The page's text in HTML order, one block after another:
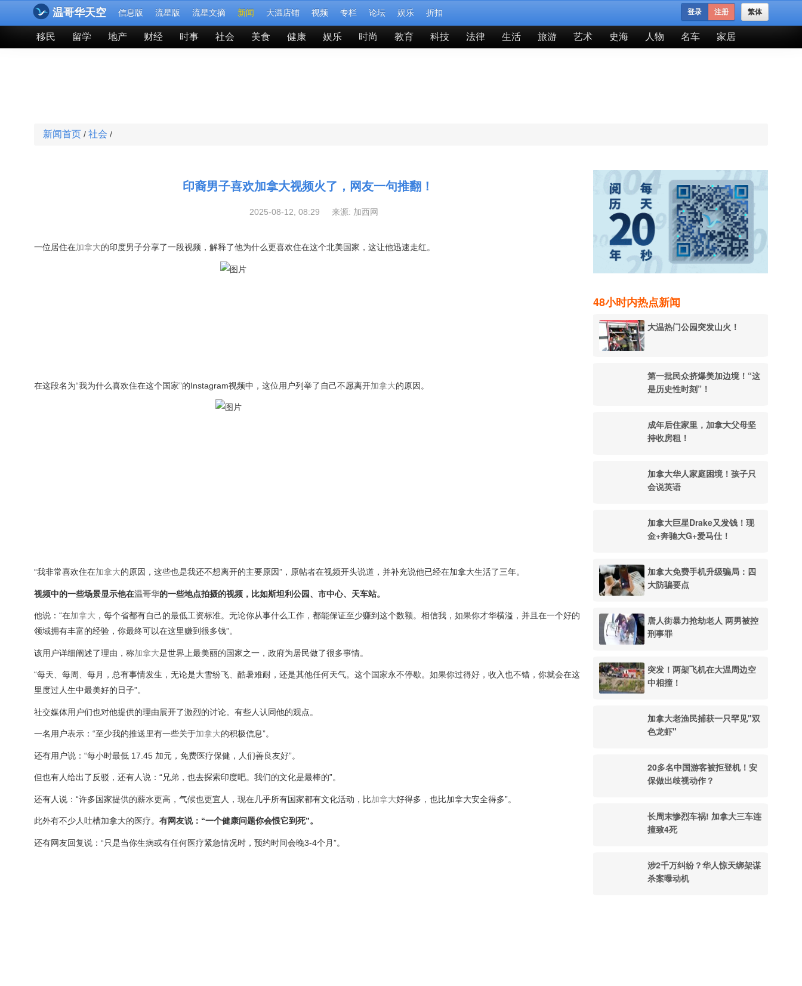
温哥华天空 信息版 流星版 流星文摘 新闻 大温店铺 视频 专栏 论坛 娱乐 折扣 繁体
登录 注册
移民 留学 地产 财经 时事 社会 美食 健康 娱乐 时尚 教育 科技 法律 生活 旅游 艺术 史海 人物 名车 家居
新闻首页 / 社会 /
印裔男子喜欢加拿大视频火了，网友一句推翻！
2025-08-12, 08:29 来源: 加西网
一位居住在加拿大的印度男子分享了一段视频，解释了他为什么更喜欢住在这个北美国家，这让他迅速走红。
在这段名为“我为什么喜欢住在这个国家”的Instagram视频中，这位用户列举了自己不愿离开加拿大的原因。
“我非常喜欢住在加拿大的原因，这些也是我还不想离开的主要原因”，原帖者在视频开头说道，并补充说他已经在加拿大生活了三年。
视频中的一些场景显示他在温哥华的一些地点拍摄的视频，比如斯坦利公园、市中心、天车站。
他说：“在加拿大 ，每个省都有自己的最低工资标准。无论你从事什么工作，都能保证至少赚到这个数额。相信我，如果你才华横溢，并且在一个好的
领域拥有丰富的经验，你最终可以在这里赚到很多钱”。
该用户详细阐述了理由，称加拿大是世界上最美丽的国家之一，政府为居民做了很多事情。
“每天、每周、每月，总有事情发生，无论是大雪纷飞、酷暑难耐，还是其他任何天气。这个国家永不停歇。如果你过得好，收入也不错，你就会在这
里度过人生中最美好的日子”。
社交媒体用户们也对他提供的理由展开了激烈的讨论。有些人认同他的观点。
一名用户表示：“至少我的推送里有一些关于加拿大的积极信息”。
还有用户说：“每小时最低 17.45 加元，免费医疗保健，人们善良友好”。
但也有人给出了反驳，还有人说：“兄弟，也去探索印度吧。我们的文化是最棒的”。
还有人说：“许多国家提供的薪水更高，气候也更宜人，现在几乎所有国家都有文化活动，比加拿大好得多，也比加拿大安全得多”。
此外有不少人吐槽加拿大的医疗。 有网友说：“一个健康问题你会恨它到死”。
还有网友回复说：“只是当你生病或有任何医疗紧急情况时，预约时间会晚3-4个月”。
48小时内热点新闻
大温热门公园突发山火！
第一批民众挤爆美加边境！“这
是历史性时刻”！
成年后住家里，加拿大父母坚
持收房租！
加拿大华人家庭困境！孩子只
会说英语
加拿大巨星Drake又发钱！现
金+奔驰大G+爱马仕！
加拿大免费手机升级骗局：四
大防骗要点
唐人街暴力抢劫老人 两男被控
刑事罪
突发！两架飞机在大温周边空
中相撞！
加拿大老渔民捕获一只罕见"双
色龙虾"
20多名中国游客被拒登机！安
保做出歧视动作？
长周末惨烈车祸! 加拿大三车连
撞致4死
涉2千万纠纷？华人惊天绑架谋
杀案曝动机